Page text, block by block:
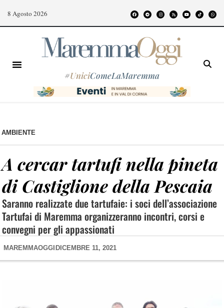
8 Agosto 2026
#UniciComeLaMaremma
AMBIENTE
A cercar tartufi nella pineta
di Castiglione della Pescaia
Saranno realizzate due tartufaie: i soci dell’associazione
Tartufai di Maremma organizzeranno incontri, corsi e
convegni per gli appassionati
MAREMMAOGGI DICEMBRE 11, 2021